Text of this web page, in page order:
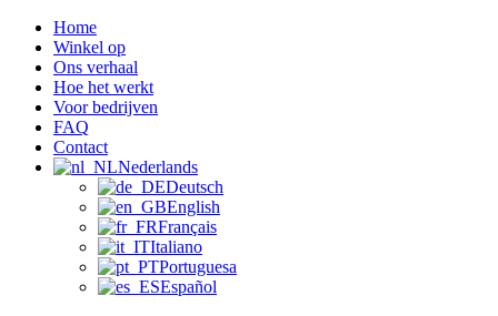
Home
Winkel op
Ons verhaal
Hoe het werkt
Voor bedrijven
FAQ
Contact
Nederlands
Deutsch
English
Français
Italiano
Portuguesa
Español